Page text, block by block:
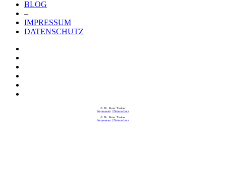
BLOG
–
IMPRESSUM
DATENSCHUTZ
© Dr. Peter Tauber
Impressum| Datenschutz
© Dr. Peter Tauber
Impressum| Datenschutz